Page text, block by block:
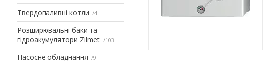
Твердопаливні котли 4
Розширювальні баки та
гідроакумулятори Zilmet
103
Насосне обладнання 9